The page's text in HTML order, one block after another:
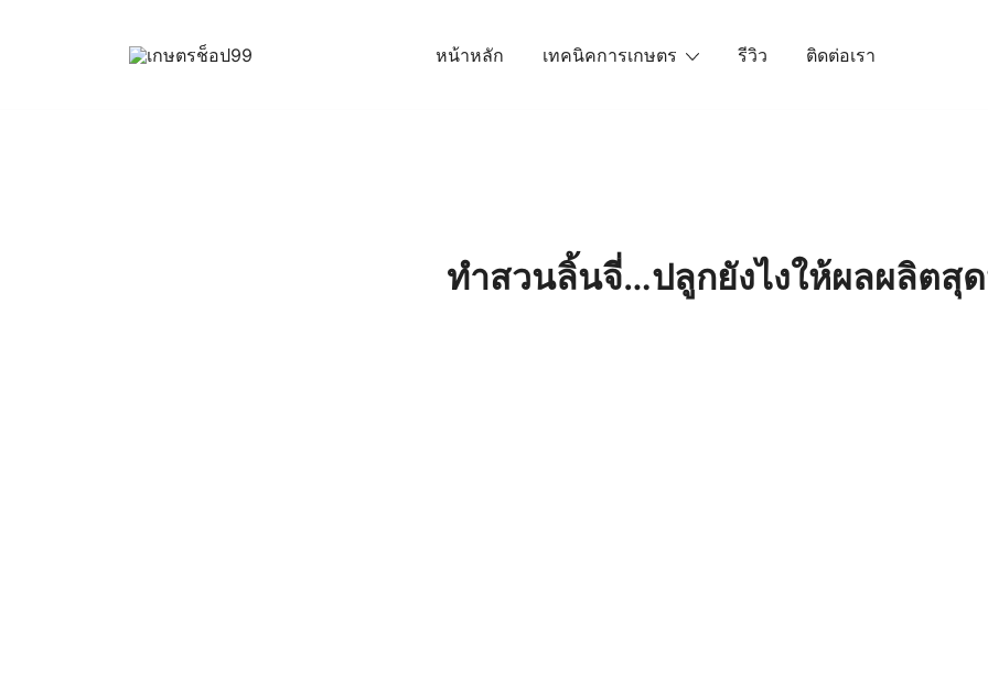
หน้าหลัก เทคนิคการเกษตร รีวิว ติดต่อเรา
ทำสวนลิ้นจี่…ปลูกยังไงให้ผลผลิตสุ